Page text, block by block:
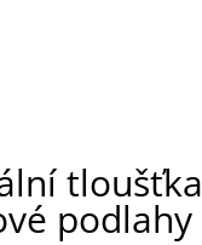
tloušťka
podlahy